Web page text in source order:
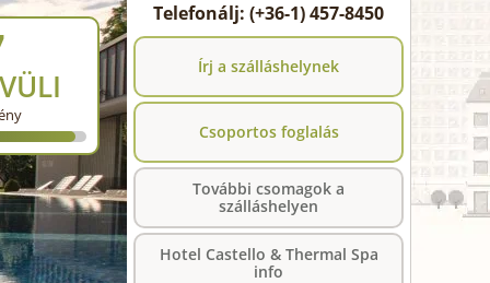
Telefonálj: (+36-1) 457-8450
Írj a szálláshelynek
Csoportos foglalás
További csomagok a
szálláshelyen
Hotel Castello & Thermal Spa
info